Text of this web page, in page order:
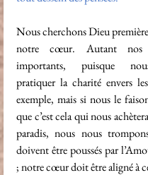
Nous cherchons Dieu
notre cœur. Autant nos
importants, puisque
pratiquer la charité envers
exemple, mais si nous le
que c’est cela qui nous
paradis, nous nous
doivent être poussés par
; notre cœur doit être aligné à